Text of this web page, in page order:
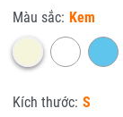
Màu sắc: Kem
Kích thước: S